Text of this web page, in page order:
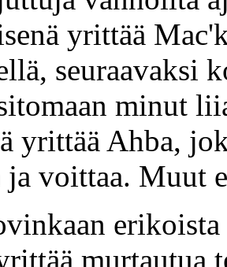
yrittää
seuraavaksi
minut
yrittää Ahba,
ja voittaa. Muut
murtautua